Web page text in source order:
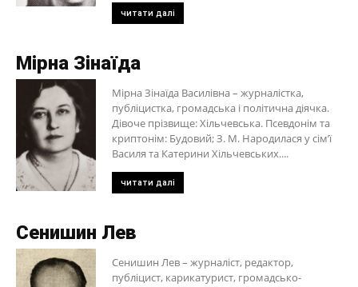
читати далі
Мірна Зінаїда
Мірна Зінаїда Василівна – журналістка,
публіцистка, громадська і політична діячка.
Дівоче прізвище: Хільчевська. Псевдонім та
криптонім: Будовий; З. М. Народилася у сім’ї
Василя та Катерини Хільчевських....
читати далі
Сенишин Лев
Сенишин Лев – журналіст, редактор,
публіцист, карикатурист, громадсько-